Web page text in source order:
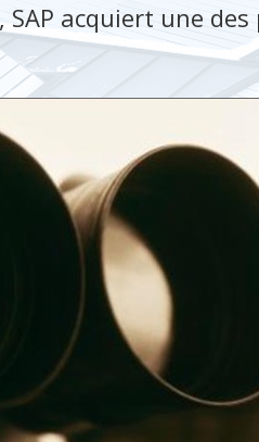
acquiert une des